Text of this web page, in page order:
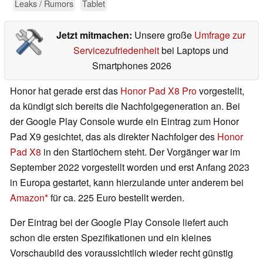
Leaks / Rumors Tablet
Jetzt mitmachen: Unsere große Umfrage zur
Servicezufriedenheitbei Laptops und
Smartphones 2026
Honor hat gerade erst das Honor Pad X8 Provorgestellt,
da kündigt sich bereits die Nachfolgegeneration an. Bei
der Google Play Console wurde ein Eintrag zum Honor
Pad X9 gesichtet, das als direkter Nachfolger des Honor
Pad X8 in den Startlöchern steht. Der Vorgänger war im
September 2022 vorgestellt worden und erst Anfang 2023
in Europa gestartet, kann hierzulande unter anderem bei
Amazon für ca. 225 Euro bestellt werden.
Der Eintrag bei der Google Play Console liefert auch
schon die ersten Spezifikationen und ein kleines
Vorschaubild des voraussichtlich wieder recht günstig